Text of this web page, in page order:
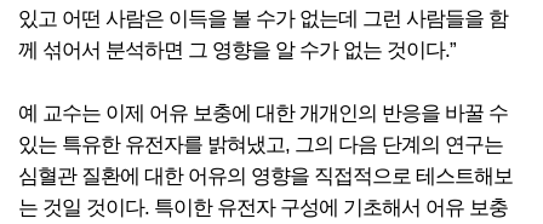
있고 어떤 사람은 이득을 볼 수가 없는데 그런 사람들을 함
께 섞어서 분석하면 그 영향을 알 수가 없는 것이다.”
예 교수는 이제 어유 보충에 대한 개개인의 반응을 바꿀 수
있는 특유한 유전자를 밝혀냈고, 그의 다음 단계의 연구는
심혈관 질환에 대한 어유의 영향을 직접적으로 테스트해보
는 것일 것이다. 특이한 유전자 구성에 기초해서 어유 보충